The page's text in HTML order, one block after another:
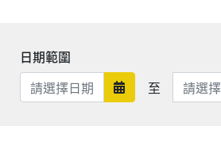
日期範圍
日期範圍開始
至 日期範